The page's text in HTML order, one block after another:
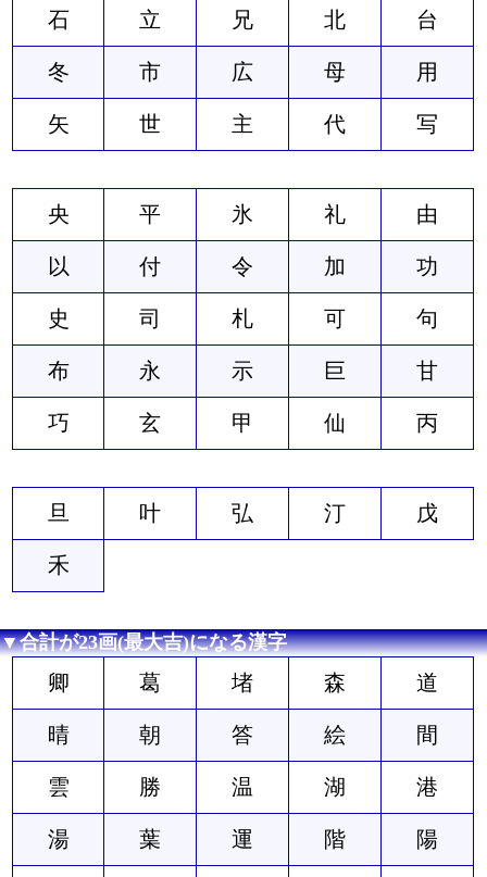
石 立 兄 北 台
冬 市 広 母 用
矢 世 主 代 写
央 平 氷 礼 由
以 付 令 加 功
史 司 札 可 句
布 永 示 巨 甘
巧 玄 甲 仙 丙
旦 叶 弘 汀 戊
禾
▼合計が23画(最大吉)になる漢字
卿 葛 堵 森 道
晴 朝 答 絵 間
雲 勝 温 湖 港
湯 葉 運 階 陽